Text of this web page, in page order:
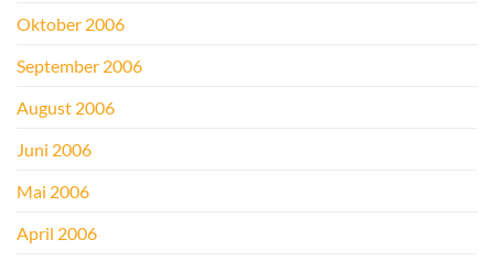
Oktober 2006
September 2006
August 2006
Juni 2006
Mai 2006
April 2006